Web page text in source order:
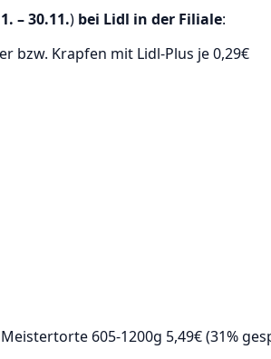
– 30.11.) bei Lidl in der Filiale:
bzw. Krapfen mit Lidl-Plus je 0,29€
605-1200g 5,49€ (31%